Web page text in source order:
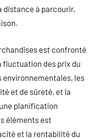
distance à parcourir,
est confronté
fluctuation des prix du
les
et de sûreté, et la
planification
éléments est
et la rentabilité du